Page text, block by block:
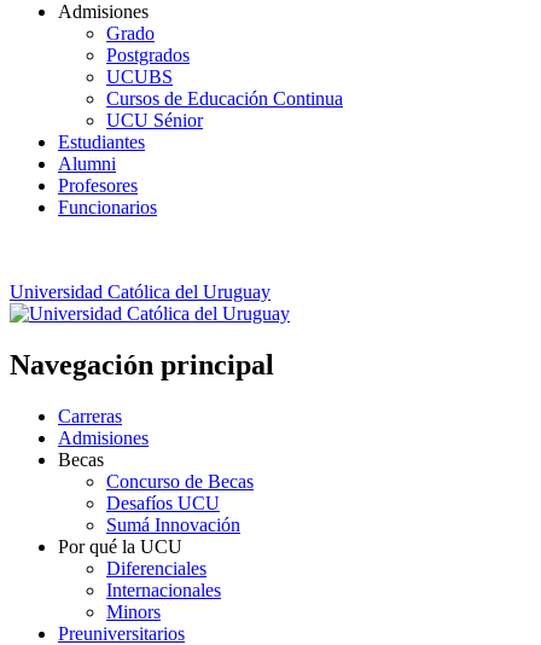
Admisiones
Grado
Postgrados
UCUBS
Cursos de Educación Continua
UCU Sénior
Estudiantes
Alumni
Profesores
Funcionarios
Universidad Católica del Uruguay
Navegación principal
Carreras
Admisiones
Becas
Concurso de Becas
Desafíos UCU
Sumá Innovación
Por qué la UCU
Diferenciales
Internacionales
Minors
Preuniversitarios